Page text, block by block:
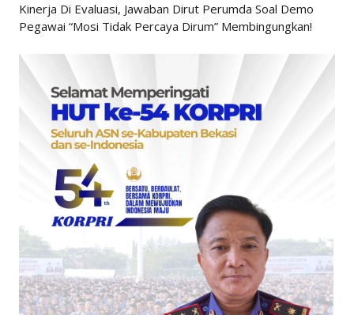
Kinerja Di Evaluasi, Jawaban Dirut Perumda Soal Demo
Pegawai “Mosi Tidak Percaya Dirum” Membingungkan!